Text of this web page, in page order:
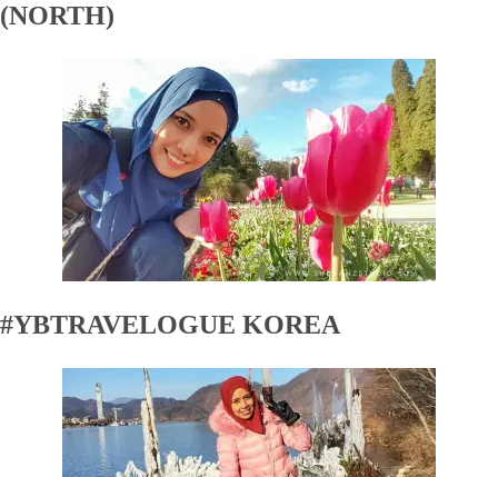
(NORTH)
#YBTRAVELOGUE KOREA